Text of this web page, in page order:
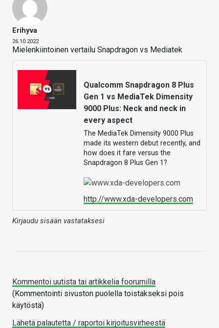
Erihyva
26.10.2022
Mielenkiintoinen vertailu Snapdragon vs Mediatek
Qualcomm Snapdragon 8 Plus
Gen 1 vs MediaTek Dimensity
9000 Plus: Neck and neck in
every aspect
The MediaTek Dimensity 9000 Plus
made its western debut recently, and
how does it fare versus the
Snapdragon 8 Plus Gen 1?
http://www.xda-developers.com
Kirjaudu sisään vastataksesi
Kommentoi uutista tai artikkelia foorumilla
(Kommentointi sivuston puolella toistakseksi pois
käytöstä)
Lähetä palautetta / raportoi kirjoitusvirheestä